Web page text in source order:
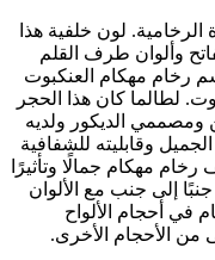
لون خلفية هذا
وألوان طرف القلم
رخام مهکام العنكبوت
لطالما كان هذا الحجر
ومصممي الديكور ولديه
وقابليته للشفافية
رخام مهکام جمالًا وتأثيرًا
إلى جنب مع الألوان
في أحجام الألواح
من الأحجام الأخرى.